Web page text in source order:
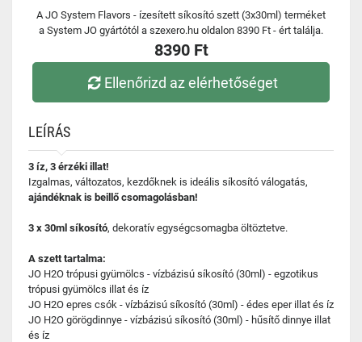
A JO System Flavors - ízesített síkosító szett (3x30ml) terméket
a System JO gyártótól a szexero.hu oldalon 8390 Ft - ért találja.
8390 Ft
Ellenőrizd az elérhetőséget
LEÍRÁS
3 íz, 3 érzéki illat!
Izgalmas, változatos, kezdőknek is ideális síkosító válogatás,
ajándéknak is beillő csomagolásban!
3 x 30ml síkosító, dekoratív egységcsomagba öltöztetve.
A szett tartalma:
JO H2O trópusi gyümölcs - vízbázisú síkosító (30ml) - egzotikus
trópusi gyümölcs illat és íz
JO H2O epres csók - vízbázisú síkosító (30ml) - édes eper illat és íz
JO H2O görögdinnye - vízbázisú síkosító (30ml) - hűsítő dinnye illat
és íz